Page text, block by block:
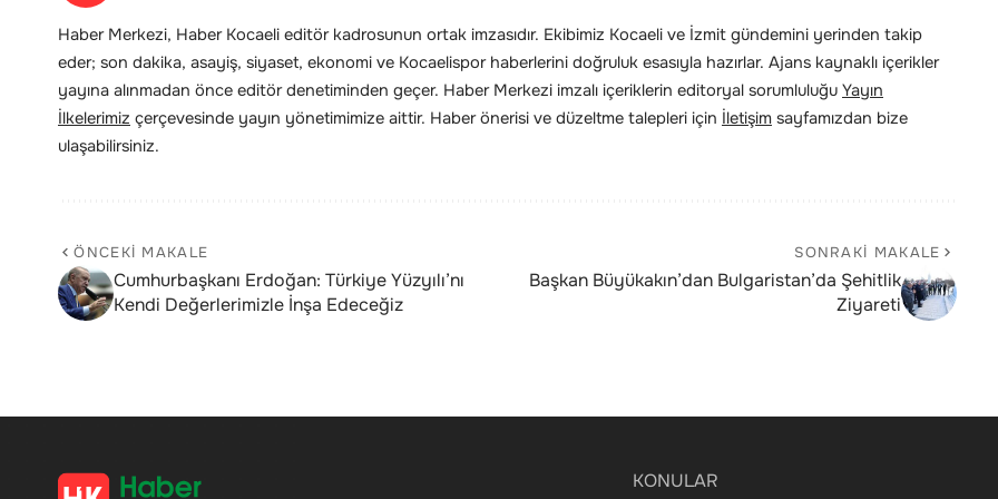
Haber Merkezi, Haber Kocaeli editör kadrosunun ortak imzasıdır. Ekibimiz Kocaeli ve İzmit gündemini yerinden takip
eder; son dakika, asayiş, siyaset, ekonomi ve Kocaelispor haberlerini doğruluk esasıyla hazırlar. Ajans kaynaklı içerikler
yayına alınmadan önce editör denetiminden geçer. Haber Merkezi imzalı içeriklerin editoryal sorumluluğu Yayın
İlkelerimiz çerçevesinde yayın yönetimimize aittir. Haber önerisi ve düzeltme talepleri için İletişim sayfamızdan bize
ulaşabilirsiniz.
ÖNCEKI MAKALE
Cumhurbaşkanı Erdoğan: Türkiye Yüzyılı’nı
Kendi Değerlerimizle İnşa Edeceğiz
SONRAKI MAKALE
Başkan Büyükakın’dan Bulgaristan’da Şehitlik
Ziyareti
KONULAR